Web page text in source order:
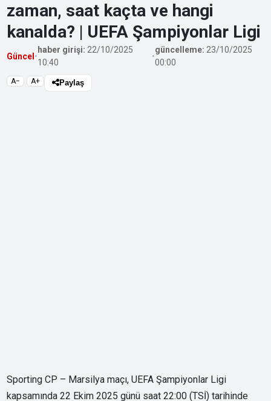
zaman, saat kaçta ve hangi
kanalda? | UEFA Şampiyonlar Ligi
Güncel•
haber girişi: 22/10/2025
10:40
•
güncelleme: 23/10/2025
00:00
A− A+ Paylaş
Sporting CP – Marsilya maçı, UEFA Şampiyonlar Ligi
kapsamında 22 Ekim 2025 günü saat 22:00 (TSİ) tarihinde